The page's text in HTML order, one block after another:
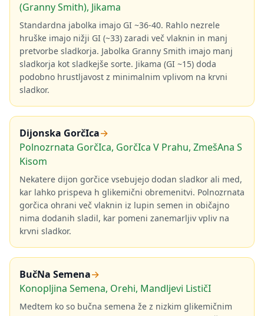
(Granny Smith), Jikama
Standardna jabolka imajo GI ~36-40. Rahlo nezrele
hruške imajo nižji GI (~33) zaradi več vlaknin in manj
pretvorbe sladkorja. Jabolka Granny Smith imajo manj
sladkorja kot sladkejše sorte. Jikama (GI ~15) doda
podobno hrustljavost z minimalnim vplivom na krvni
sladkor.
Dijonska GorčIca→
Polnozrnata GorčIca, GorčIca V Prahu, ZmešAna S
Kisom
Nekatere dijon gorčice vsebujejo dodan sladkor ali med,
kar lahko prispeva h glikemični obremenitvi. Polnozrnata
gorčica ohrani več vlaknin iz lupin semen in običajno
nima dodanih sladil, kar pomeni zanemarljiv vpliv na
krvni sladkor.
BučNa Semena→
Konopljina Semena, Orehi, Mandljevi LističI
Medtem ko so bučna semena že z nizkim glikemičnim